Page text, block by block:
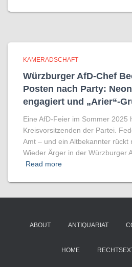
KAMERADSCHAFT
Würzburger AfD-Chef
Posten nach Party:
engagiert und „Arier“-
Eine AfD-Feier im Sommer 2025
Kreisvorsitzenden der Partei.
Amt – und ein Altbekannter rückt
Wieder Ärger in der Würzburger
Read more
ABOUT ANTIQUARIAT
HOME